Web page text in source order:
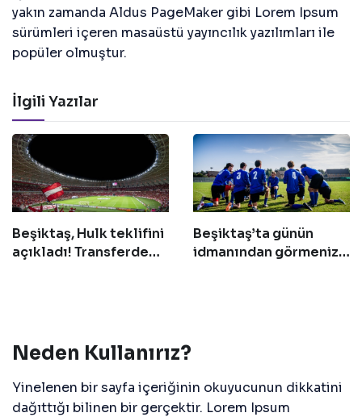
yakın zamanda Aldus PageMaker gibi Lorem Ipsum
sürümleri içeren masaüstü yayıncılık yazılımları ile
popüler olmuştur.
İlgili Yazılar
Beşiktaş, Hulk teklifini
açıkladı! Transferde
Beşiktaş’ta günün
idmanından görmeniz
Neden Kullanırız?
Yinelenen bir sayfa içeriğinin okuyucunun dikkatini
dağıttığı bilinen bir gerçektir. Lorem Ipsum